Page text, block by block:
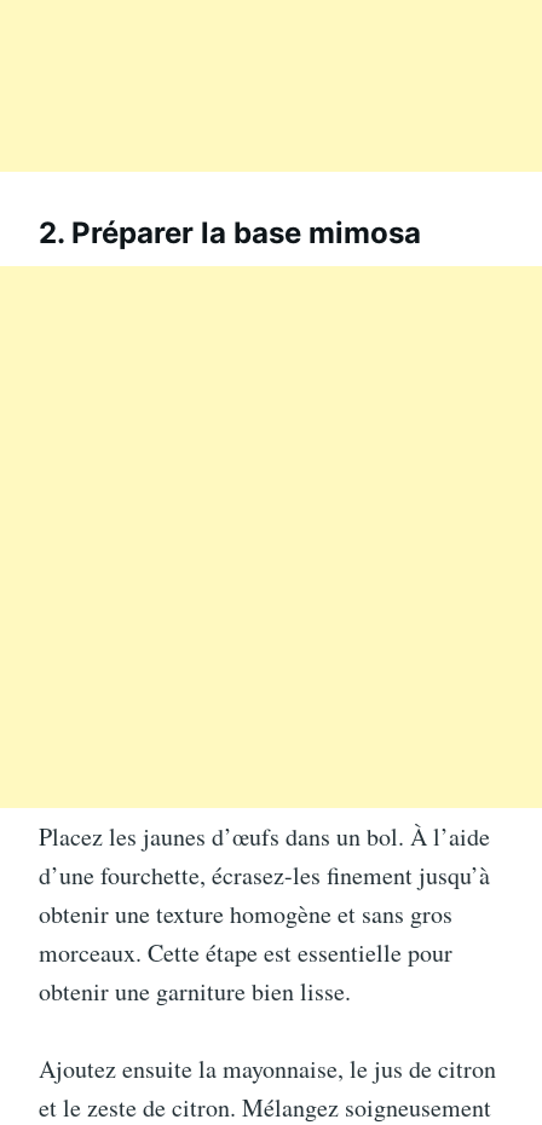
2. Préparer la base mimosa
Placez les jaunes d’œufs dans un bol. À l’aide
d’une fourchette, écrasez-les finement jusqu’à
obtenir une texture homogène et sans gros
morceaux. Cette étape est essentielle pour
obtenir une garniture bien lisse.
Ajoutez ensuite la mayonnaise, le jus de citron
et le zeste de citron. Mélangez soigneusement